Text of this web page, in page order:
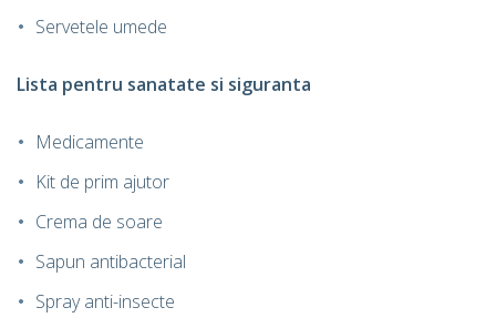
Servetele umede
Lista pentru sanatate si siguranta
Medicamente
Kit de prim ajutor
Crema de soare
Sapun antibacterial
Spray anti-insecte